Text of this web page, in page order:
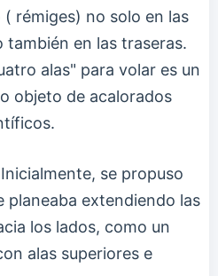
rémiges) no solo en las
también en las traseras.
alas" para volar es un
objeto de acalorados
Inicialmente, se propuso
planeaba extendiendo las
los lados, como un
alas superiores e